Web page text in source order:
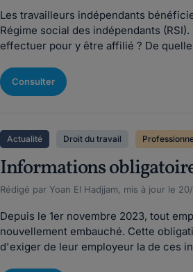
Les travailleurs indépendants
Régime social des indépendants
effectuer pour y être affilié ? De
Consulter
Actualité Droit du travail
Informations
Rédigé par Yoan El Hadjjam, mis à jour le
Depuis le 1er novembre 2023, tout
nouvellement embauché. Cette
d'exiger de leur employeur la de ces